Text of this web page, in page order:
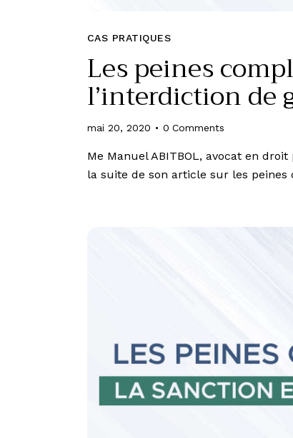
CAS PRATIQUES
Les peines
l’interdiction de
mai 20, 2020 0 Comments
Me Manuel ABITBOL, avocat en
la suite de son article sur les